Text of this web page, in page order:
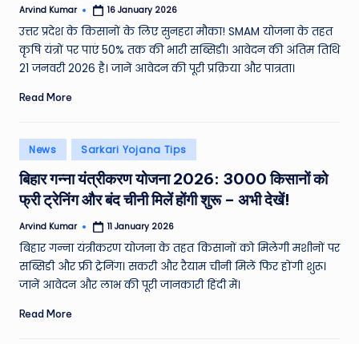
o
vi
e
N
w
s
A
ro
u
n
d
Posted
Arvind Kumar 16 January 2026
उत्तर प्रदेश के किसानों के लिए सुनहरा मौका! SMAM योजना के तहत
कृषि यंत्रों पर पाएं 50% तक की भारी सब्सिडी। आवेदन की अंतिम तिथि
21 जनवरी 2026 है। जानें आवेदन की पूरी प्रक्रिया और पात्रता।
Read More
Posted
in
News Sarkari Yojana Tips
बिहार गन्ना यंत्रीकरण योजना 2026: 3000 किसानों को
फ्री ट्रेनिंग और बंद चीनी मिलें होंगी शुरू – अभी देखें!
Posted
by
Arvind Kumar 11 January 2026
बिहार गन्ना यंत्रीकरण योजना के तहत किसानों को मिलेगी मशीनों पर
सब्सिडी और फ्री ट्रेनिंग। सकरी और रैयाम चीनी मिलें फिर होंगी शुरू।
जानें आवेदन और लाभ की पूरी जानकारी हिंदी में।
Read More